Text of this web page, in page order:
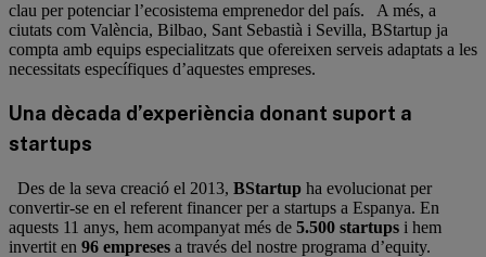
clau per potenciar l’ecosistema emprenedor del país. A més, a
ciutats com València, Bilbao, Sant Sebastià i Sevilla, BStartup ja
compta amb equips especialitzats que ofereixen serveis adaptats a les
necessitats específiques d’aquestes empreses.
Una dècada d’experiència donant suport a
startups
Des de la seva creació el 2013, BStartup ha evolucionat per
convertir-se en el referent financer per a startups a Espanya. En
aquests 11 anys, hem acompanyat més de 5.500 startups i hem
invertit en 96 empreses a través del nostre programa d’equity.